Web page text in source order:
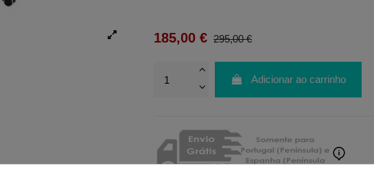
185,00 € 295,00 €
Adicionar ao carrinho